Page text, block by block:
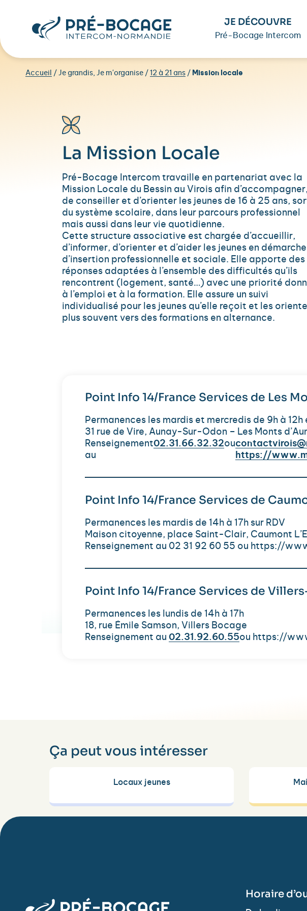
JE DÉCOUVRE
Pré-Bocage Intercom
Accueil / Je grandis, Je m'organise / 12 à 21 ans / Mission locale
La Mission Locale
Pré-Bocage Intercom travaille en partenariat avec la
Mission Locale du Bessin au Virois afin d’accompagner,
de conseiller et d’orienter les jeunes de 16 à 25 ans,
du système scolaire, dans leur parcours professionnel
mais aussi dans leur vie quotidienne.
Cette structure associative est chargée d’accueillir,
d’informer, d’orienter et d’aider les jeunes en démarche
d’insertion professionnelle et sociale. Elle apporte des
réponses adaptées à l’ensemble des difficultés qu’ils
rencontrent (logement, santé…) avec une priorité
à l’emploi et à la formation. Elle assure un suivi
individualisé pour les jeunes qu’elle reçoit et les
plus souvent vers des formations en alternance.
Point Info 14/France Services de Les
Permanences les mardis et mercredis de 9h à 12h
31 rue de Vire, Aunay-Sur-Odon – Les Monts
Renseignement
au
02.31.66.32.32ou
https://
Point Info 14/France Services de
Permanences les mardis de 14h à 17h sur RDV
Maison citoyenne, place Saint-Clair, Caumont
Renseignement au 02 31 92 60 55 ou https://
Point Info 14/France Services de
Permanences les lundis de 14h à 17h
18, rue Émile Samson, Villers Bocage
Renseignement au 02.31.92.60.55ou https://
Ça peut vous intéresser
Locaux jeunes
Horaire